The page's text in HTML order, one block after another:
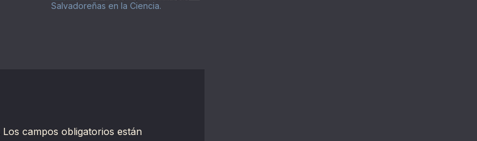
Salvadoreñas en la Ciencia.
Los campos obligatorios están